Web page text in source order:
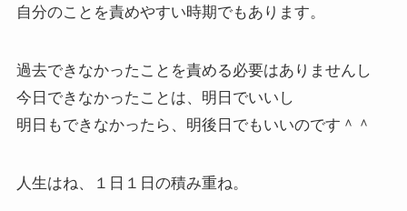
自分のことを責めやすい時期でもあります。
過去できなかったことを責める必要はありませんし
今日できなかったことは、明日でいいし
明日もできなかったら、明後日でもいいのです＾＾
人生はね、１日１日の積み重ね。